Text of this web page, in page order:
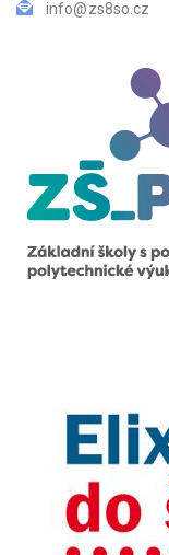
info@zs8so.cz